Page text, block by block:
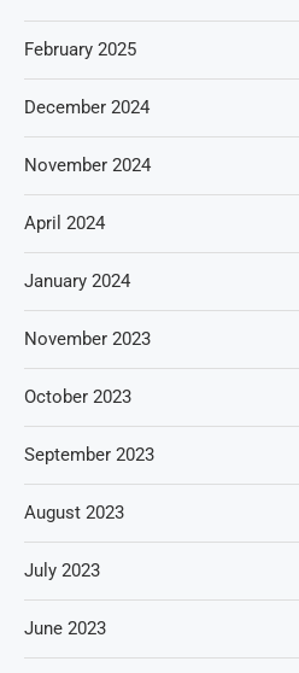
February 2025
December 2024
November 2024
April 2024
January 2024
November 2023
October 2023
September 2023
August 2023
July 2023
June 2023